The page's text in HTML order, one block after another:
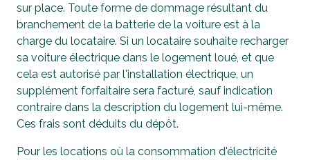
sur place. Toute forme de dommage résultant du
branchement de la batterie de la voiture est à la
charge du locataire. Si un locataire souhaite recharger
sa voiture électrique dans le logement loué, et que
cela est autorisé par l'installation électrique, un
supplément forfaitaire sera facturé, sauf indication
contraire dans la description du logement lui-même.
Ces frais sont déduits du dépôt.
Pour les locations où la consommation d'électricité